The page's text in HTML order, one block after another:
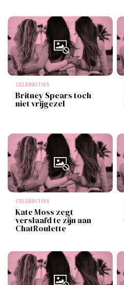
CELEBRITIES
Britney Spears toch
niet vrijgezel
CELEBRITIES
Kate Moss zegt
verslaafd te zijn aan
ChatRoulette